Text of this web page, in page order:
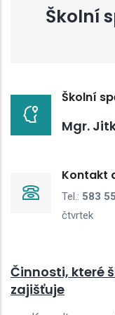
Školní
Školní
Mgr.
Kontakt
Tel.: 583
čtvrtek
Činnosti, které
zajišťuje